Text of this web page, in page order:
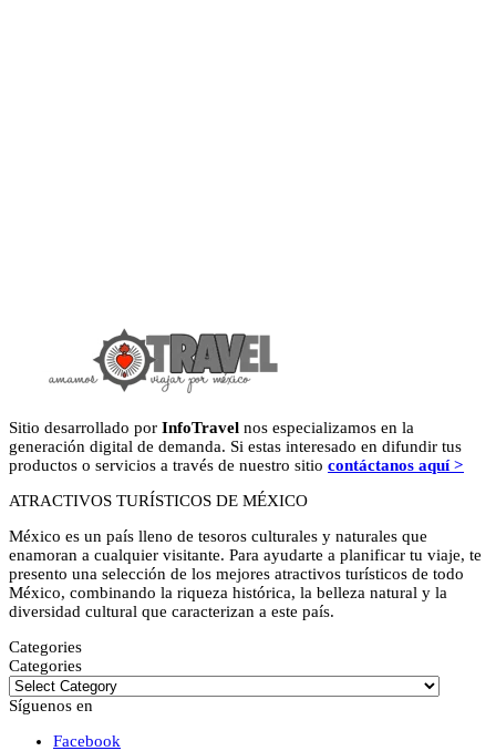
Sitio desarrollado por InfoTravel nos especializamos en la
generación digital de demanda. Si estas interesado en difundir tus
productos o servicios a través de nuestro sitio contáctanos aquí >
ATRACTIVOS TURÍSTICOS DE MÉXICO
México es un país lleno de tesoros culturales y naturales que
enamoran a cualquier visitante. Para ayudarte a planificar tu viaje, te
presento una selección de los mejores atractivos turísticos de todo
México, combinando la riqueza histórica, la belleza natural y la
diversidad cultural que caracterizan a este país.
Categories
Categories
Síguenos en
Facebook